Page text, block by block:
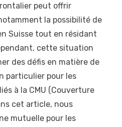
peut offrir
la possibilité de
Suisse tout en résidant
cette situation
des défis en matière de
particulier pour les
à la CMU (Couverture
cet article, nous
mutuelle pour les